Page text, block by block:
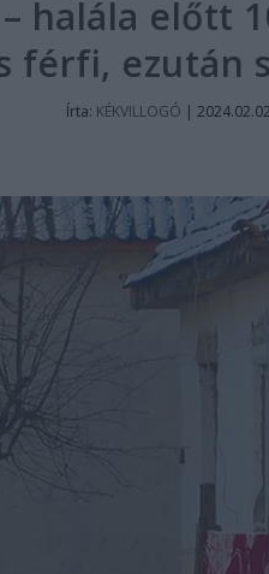
halála előtt
férfi, ezután
Írta: KÉKVILLOGÓ |